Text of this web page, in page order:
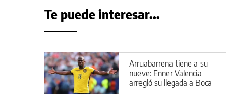
Te puede interesar...
Arruabarrena tiene a su
nueve: Enner Valencia
arregló su llegada a Boca